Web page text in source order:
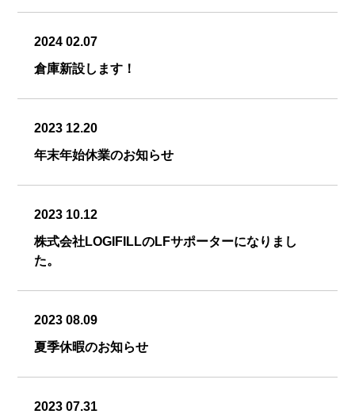
2024 02.07
倉庫新設します！
2023 12.20
年末年始休業のお知らせ
2023 10.12
株式会社LOGIFILLのLFサポーターになりまし
た。
2023 08.09
夏季休暇のお知らせ
2023 07.31